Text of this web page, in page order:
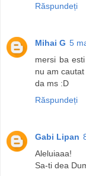
Răspundeți
Mihai G 5
mersi ba
nu am
da ms :D
Răspundeți
Gabi Lipan
Aleluiaaa!
Sa-ti dea